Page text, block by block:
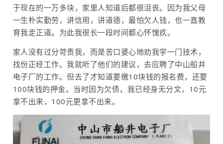
于现在的一万多块，家里人知道后都很沮丧。因为我父母
一生朴实勤劳，讲信用，讲道德，最怕欠人钱，也一直教
育我走正道。为此我很长一段时间都心怀愧疚。
家人没有过分苛责我，而是苦口婆心地劝我学一门技术，
找份正经工作。我就听了他们的建议，去应聘了中山船井
电子厂的工作。但去了才知道要缴10块钱的报名费，还要
100块钱的押金。当时因为欠债，我已经身无分文，10元
拿不出来，100元更拿不出来。